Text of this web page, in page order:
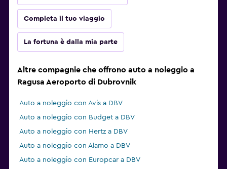
Completa il tuo viaggio
La fortuna è dalla mia parte
Altre compagnie che offrono auto a noleggio a
Ragusa Aeroporto di Dubrovnik
Auto a noleggio con Avis a DBV
Auto a noleggio con Budget a DBV
Auto a noleggio con Hertz a DBV
Auto a noleggio con Alamo a DBV
Auto a noleggio con Europcar a DBV